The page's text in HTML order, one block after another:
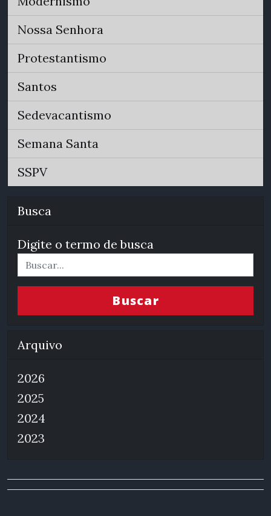
Nossa Senhora
Protestantismo
Santos
Sedevacantismo
Semana Santa
SSPV
Busca
Digite o termo de busca
Buscar
Arquivo
2026
2025
2024
2023